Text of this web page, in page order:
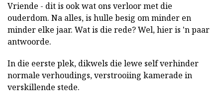
Vriende - dit is ook wat ons verloor met die
ouderdom. Na alles, is hulle besig om minder en
minder elke jaar. Wat is die rede? Wel, hier is 'n paar
antwoorde.
In die eerste plek, dikwels die lewe self verhinder
normale verhoudings, verstrooiing kamerade in
verskillende stede.